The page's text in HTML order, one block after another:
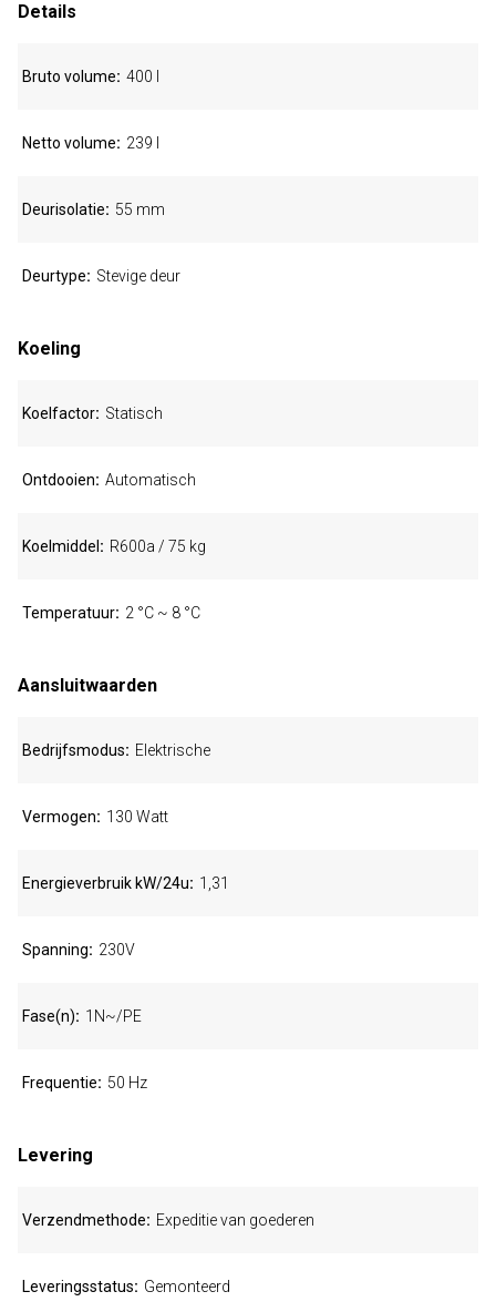
Details
Bruto volume 400 l
Netto volume 239 l
Deurisolatie 55 mm
Deurtype Stevige deur
Koeling
Koelfactor Statisch
Ontdooien Automatisch
Koelmiddel R600a / 75 kg
Temperatuur 2 °C ~ 8 °C
Aansluitwaarden
Bedrijfsmodus Elektrische
Vermogen 130 Watt
Energieverbruik kW/24u 1,31
Spanning 230V
Fase(n) 1N~/PE
Frequentie 50 Hz
Levering
Verzendmethode Expeditie van goederen
Leveringsstatus Gemonteerd